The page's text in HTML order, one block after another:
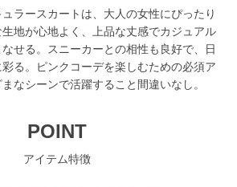
ラースカートは、大人の女性にぴったり
地が心地よく、上品な丈感でカジュアル
せる。スニーカーとの相性も良好で、日
る。ピンクコーデを楽しむための必須ア
なシーンで活躍すること間違いなし。
POINT
アイテム特徴